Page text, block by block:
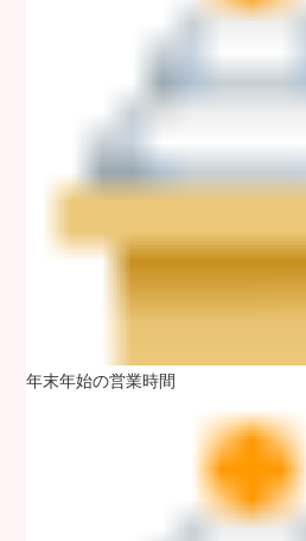
年末年始の営業時間